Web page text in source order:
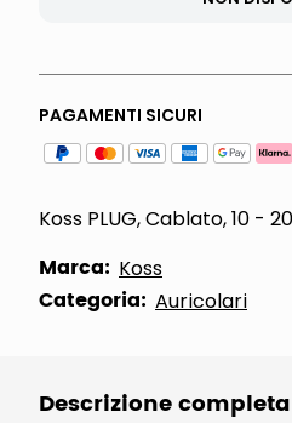
PAGAMENTI SICURI
Koss PLUG, Cablato, 10 -
Marca: Koss
Categoria: Auricolari
Descrizione completa